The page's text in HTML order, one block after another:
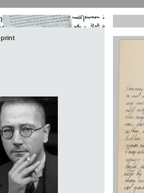
print